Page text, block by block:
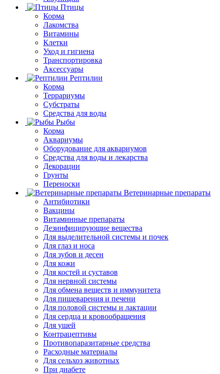
Птицы
Корма
Лакомства
Витамины
Клетки
Уход и гигиена
Транспортировка
Аксессуары
Рептилии
Корма
Террариумы
Субстраты
Средства для воды
Рыбы
Корма
Аквариумы
Оборудование для аквариумов
Средства для воды и лекарства
Декорации
Грунты
Переноски
Ветеринарные препараты
Антибиотики
Вакцины
Витаминные препараты
Дезинфицирующие вещества
Для выделительной системы и почек
Для глаз и носа
Для зубов и десен
Для кожи
Для костей и суставов
Для нервной системы
Для обмена веществ и иммунитета
Для пищеварения и печени
Для половой системы и лактации
Для сердца и кровообращения
Для ушей
Контрацептивы
Противопаразитарные средства
Расходные материалы
Для сельхоз животных
При диабете